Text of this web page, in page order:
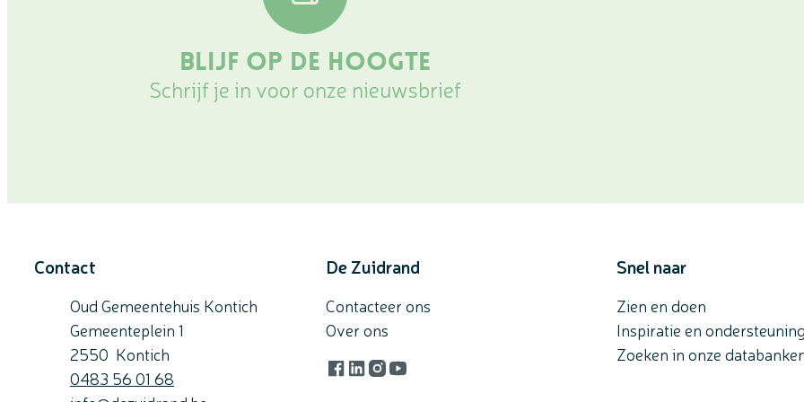
Blijf op de hoogte
Schrijf je in voor onze nieuwsbrief
Contact
Oud Gemeentehuis Kontich
Gemeenteplein 1
,
2550 Kontich
0483 56 01 68
De Zuidrand
Contacteer ons
Over ons
Facebook
LinkedIn
Instagram
YouTube
Snel naar
Zien en doen
Inspiratie en
Zoeken in onze